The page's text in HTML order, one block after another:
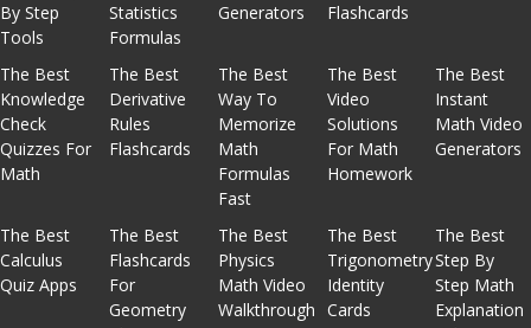
By Step
Tools
Statistics
Formulas
Generators
Flashcards
The Best
Knowledge
Check
Quizzes For
Math
The Best
Derivative
Rules
Flashcards
The Best
Way To
Memorize
Math
Formulas
Fast
The Best
Video
Solutions
For Math
Homework
The Best
Instant
Math Video
Generators
The Best
Calculus
Quiz Apps
The Best
Flashcards
For
Geometry
The Best
Physics
Math Video
Walkthrough
The Best
Trigonometry
Identity
Cards
The Best
Step By
Step Math
Explanation